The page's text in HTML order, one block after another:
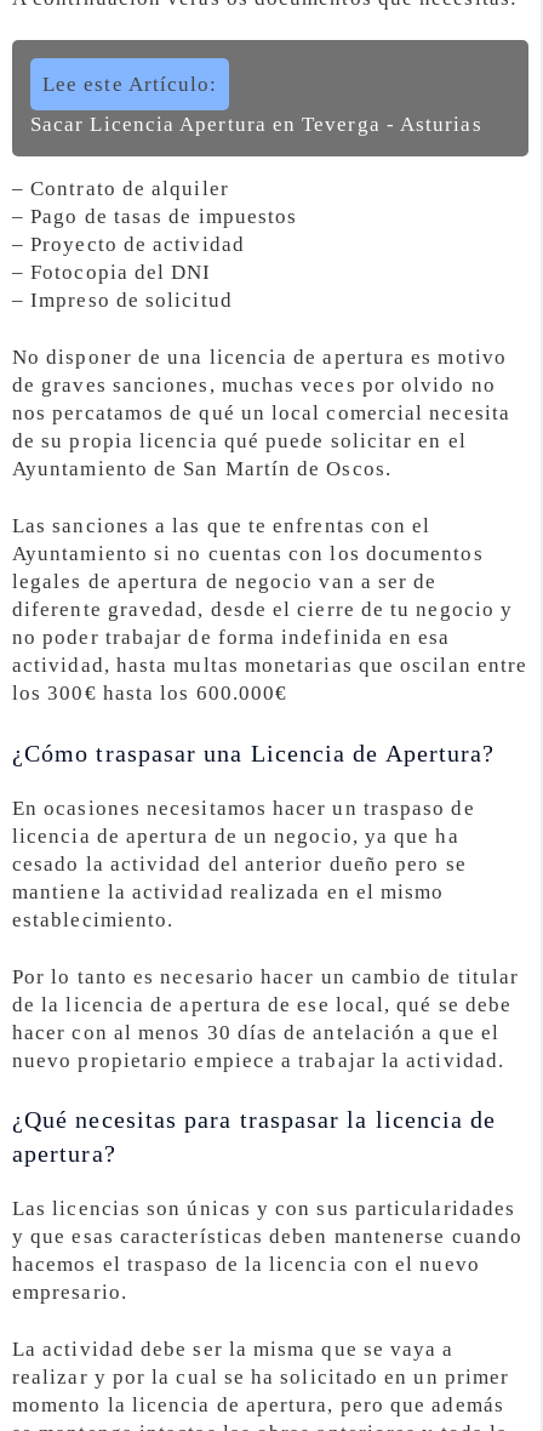
Lee este Artículo:
Sacar Licencia Apertura en Teverga - Asturias
– Contrato de alquiler
– Pago de tasas de impuestos
– Proyecto de actividad
– Fotocopia del DNI
– Impreso de solicitud
No disponer de una licencia de apertura es motivo
de graves sanciones, muchas veces por olvido no
nos percatamos de qué un local comercial necesita
de su propia licencia qué puede solicitar en el
Ayuntamiento de San Martín de Oscos.
Las sanciones a las que te enfrentas con el
Ayuntamiento si no cuentas con los documentos
legales de apertura de negocio van a ser de
diferente gravedad, desde el cierre de tu negocio y
no poder trabajar de forma indefinida en esa
actividad, hasta multas monetarias que oscilan entre
los 300€ hasta los 600.000€
¿Cómo traspasar una Licencia de Apertura?
En ocasiones necesitamos hacer un traspaso de
licencia de apertura de un negocio, ya que ha
cesado la actividad del anterior dueño pero se
mantiene la actividad realizada en el mismo
establecimiento.
Por lo tanto es necesario hacer un cambio de titular
de la licencia de apertura de ese local, qué se debe
hacer con al menos 30 días de antelación a que el
nuevo propietario empiece a trabajar la actividad.
¿Qué necesitas para traspasar la licencia de
apertura?
Las licencias son únicas y con sus particularidades
y que esas características deben mantenerse cuando
hacemos el traspaso de la licencia con el nuevo
empresario.
La actividad debe ser la misma que se vaya a
realizar y por la cual se ha solicitado en un primer
momento la licencia de apertura, pero que además